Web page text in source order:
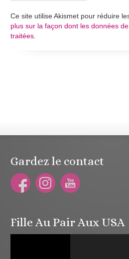
Ce site utilise Akismet pour réduire
plus sur la façon dont les données
traitées
Gardez le contact
Fille Au Pair Aux USA